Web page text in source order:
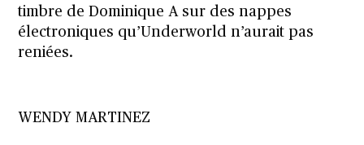
timbre de Dominique A sur des nappes
électroniques qu’Underworld n’aurait pas
reniées.
WENDY MARTINEZ